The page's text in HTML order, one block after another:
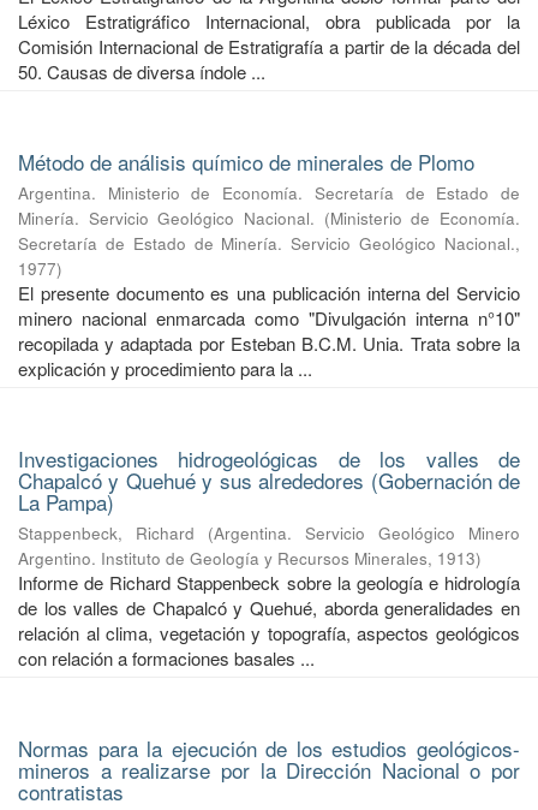
Léxico Estratigráfico Internacional, obra publicada por la
Comisión Internacional de Estratigrafía a partir de la década del
50. Causas de diversa índole ...
Método de análisis químico de minerales de Plomo
Argentina. Ministerio de Economía. Secretaría de Estado de
Minería. Servicio Geológico Nacional. (Ministerio de Economía.
Secretaría de Estado de Minería. Servicio Geológico Nacional.,
1977)
El presente documento es una publicación interna del Servicio
minero nacional enmarcada como "Divulgación interna n°10"
recopilada y adaptada por Esteban B.C.M. Unia. Trata sobre la
explicación y procedimiento para la ...
Investigaciones hidrogeológicas de los valles de
Chapalcó y Quehué y sus alrededores (Gobernación de
La Pampa)
Stappenbeck, Richard (Argentina. Servicio Geológico Minero
Argentino. Instituto de Geología y Recursos Minerales, 1913)
Informe de Richard Stappenbeck sobre la geología e hidrología
de los valles de Chapalcó y Quehué, aborda generalidades en
relación al clima, vegetación y topografía, aspectos geológicos
con relación a formaciones basales ...
Normas para la ejecución de los estudios geológicos-
mineros a realizarse por la Dirección Nacional o por
contratistas